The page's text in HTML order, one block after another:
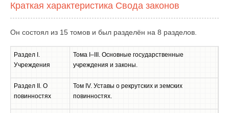
Краткая характеристика Свода законов
Он состоял из 15 томов и был разделён на 8 разделов.
Раздел I.
Учреждения
Тома I–III. Основные государственные
учреждения и законы.
Раздел II. О
повинностях
Том IV. Уставы о рекрутских и земских
повинностях.